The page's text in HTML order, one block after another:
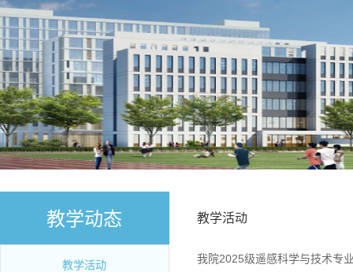
教学动态
教学活动
教学活动
我院2025级遥感科学与技术专